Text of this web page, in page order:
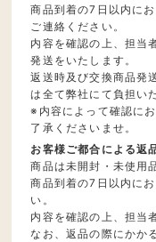
商品到着の7日以内に
ご連絡ください。
内容を確認の上、担当
発送をいたします。
返送時及び交換商品発
は全て弊社にて負担い
※内容によって確認に
了承くださいませ。
お客様ご都合による返
商品は未開封・未使用
商品到着の7日以内に
い。
内容を確認の上、担当
なお、返品の際にかか